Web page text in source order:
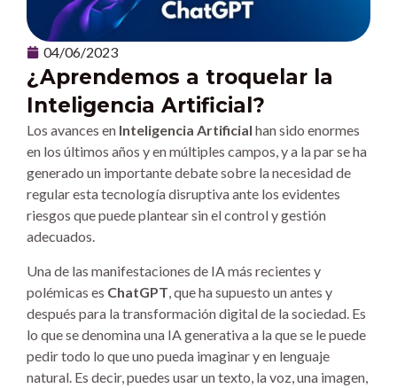
04/06/2023
¿Aprendemos a troquelar la
Inteligencia Artificial?
Los avances en Inteligencia Artificial han sido enormes
en los últimos años y en múltiples campos, y a la par se ha
generado un importante debate sobre la necesidad de
regular esta tecnología disruptiva ante los evidentes
riesgos que puede plantear sin el control y gestión
adecuados.
Una de las manifestaciones de IA más recientes y
polémicas es ChatGPT , que ha supuesto un antes y
después para la transformación digital de la sociedad. Es
lo que se denomina una IA generativa a la que se le puede
pedir todo lo que uno pueda imaginar y en lenguaje
natural. Es decir, puedes usar un texto, la voz, una imagen,